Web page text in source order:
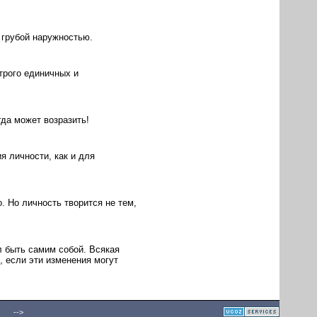
наружностью.
единичных и
может возразить!
личности, как и для
Но личность творится не тем,
быть самим собой. Всякая
эти изменения могут
-->